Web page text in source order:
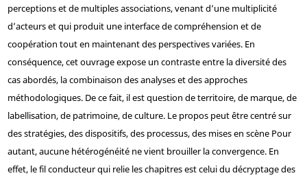
perceptions et de multiples associations, venant d’une multiplicité
d’acteurs et qui produit une interface de compréhension et de
coopération tout en maintenant des perspectives variées. En
conséquence, cet ouvrage expose un contraste entre la diversité des
cas abordés, la combinaison des analyses et des approches
méthodologiques. De ce fait, il est question de territoire, de marque, de
labellisation, de patrimoine, de culture. Le propos peut être centré sur
des stratégies, des dispositifs, des processus, des mises en scène Pour
autant, aucune hétérogénéité ne vient brouiller la convergence. En
effet, le fil conducteur qui relie les chapitres est celui du décryptage des